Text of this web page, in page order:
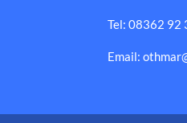
Tel: 08362 92
Email: